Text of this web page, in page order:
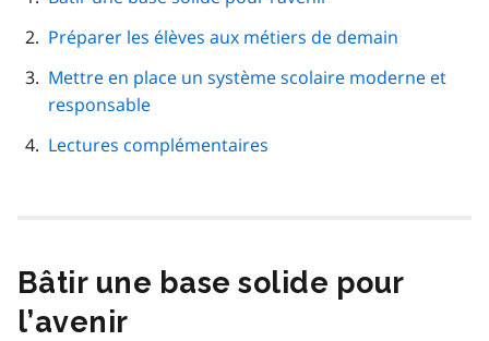
de
page
Préparer les élèves aux métiers de demain
Mettre en place un système scolaire moderne et
responsable
Lectures complémentaires
Bâtir une base solide pour
l’avenir